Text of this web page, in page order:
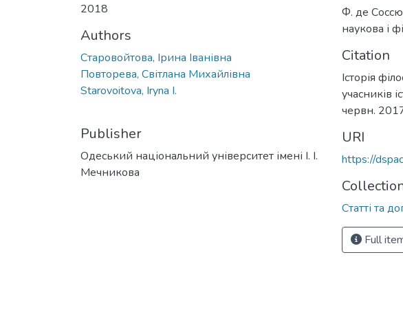
2018
Authors
Старовойтова, Ірина Іванівна
Повторева, Світлана Михайлівна
Starovoitova, Iryna I.
Publisher
Одеський національний університет імені І. І.
Мечникова
Ф. де
наукова і
Citation
Історія
учасників
червн.
URI
https://
Статті та
Full